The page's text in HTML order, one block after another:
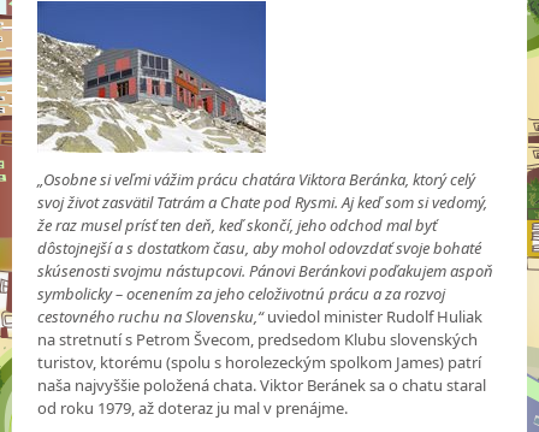
„Osobne si veľmi vážim prácu chatára Viktora Beránka, ktorý celý
svoj život zasvätil Tatrám a Chate pod Rysmi. Aj keď som si vedomý,
že raz musel prísť ten deň, keď skončí, jeho odchod mal byť
dôstojnejší a s dostatkom času, aby mohol odovzdať svoje bohaté
skúsenosti svojmu nástupcovi. Pánovi Beránkovi poďakujem aspoň
symbolicky – ocenením za jeho celoživotnú prácu a za rozvoj
cestovného ruchu na Slovensku,“uviedol minister Rudolf Huliak
na stretnutí s Petrom Švecom, predsedom Klubu slovenských
turistov, ktorému (spolu s horolezeckým spolkom James) patrí
naša najvyššie položená chata. Viktor Beránek sa o chatu staral
od roku 1979, až doteraz ju mal v prenájme.